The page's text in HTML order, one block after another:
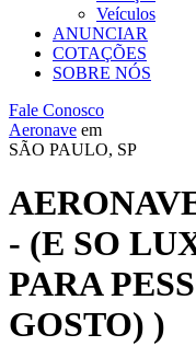
Veículos
ANUNCIAR
COTAÇÕES
SOBRE NÓS
Fale Conosco
Aeronave em
SÃO PAULO, SP
- (E SO
PARA
GOSTO) )